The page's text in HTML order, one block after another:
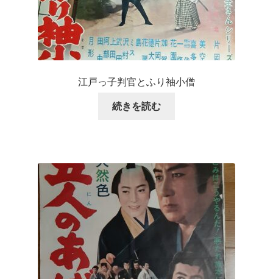
江戸っ子判官とふり袖小僧
続きを読む